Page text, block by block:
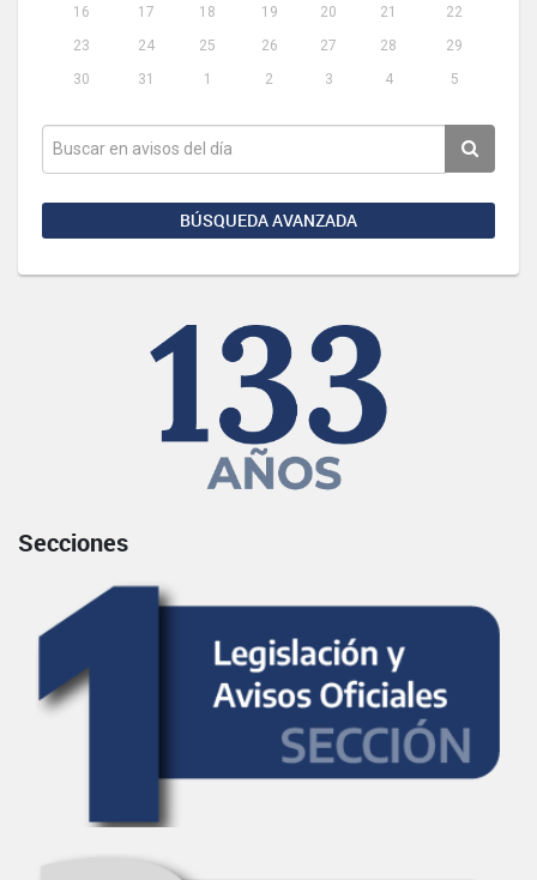
16
17 18 19 20 21
22
23
24 25 26 27 28
29
30
31 1 2 3 4 5
BÚSQUEDA AVANZADA
Secciones